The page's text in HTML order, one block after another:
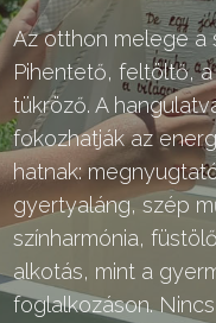
Az otthon melege a
Pihentető, feltöltő,
tükröző. A
fokozhatják az
hatnak:
gyertyaláng, szép
színharmónia,
alkotás, mint a
foglalkozáson.